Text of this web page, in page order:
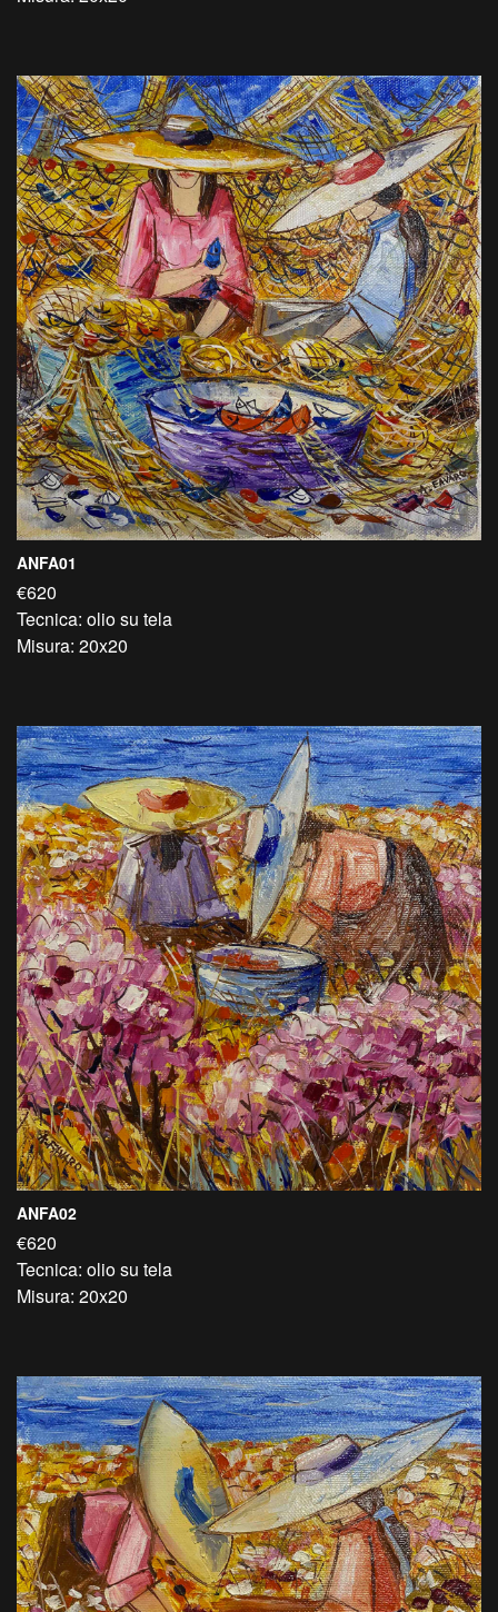
ANFA01
€620
Tecnica: olio su tela
Misura: 20x20
ANFA02
€620
Tecnica: olio su tela
Misura: 20x20